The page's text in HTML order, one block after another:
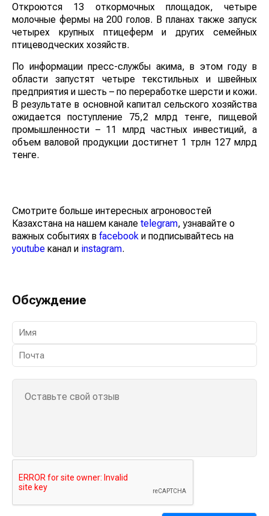
Откроются 13 откормочных площадок, четыре
молочные фермы на 200 голов. В планах также запуск
четырех крупных птицеферм и других семейных
птицеводческих хозяйств.
По информации пресс-службы акима, в этом году в
области запустят четыре текстильных и швейных
предприятия и шесть – по переработке шерсти и кожи.
В результате в основной капитал сельского хозяйства
ожидается поступление 75,2 млрд тенге, пищевой
промышленности – 11 млрд частных инвестиций, а
объем валовой продукции достигнет 1 трлн 127 млрд
тенге.
Смотрите больше интересных агроновостей
Казахстана на нашем канале telegram, узнавайте о
важных событиях в facebook и подписывайтесь на
youtube канал и instagram.
Обсуждение